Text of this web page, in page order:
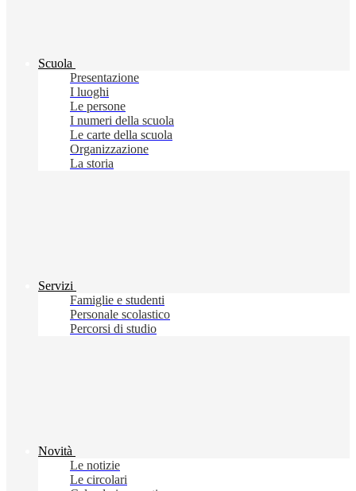
Scuola
Presentazione
I luoghi
Le persone
I numeri della scuola
Le carte della scuola
Organizzazione
La storia
Servizi
Famiglie e studenti
Personale scolastico
Percorsi di studio
Novità
Le notizie
Le circolari